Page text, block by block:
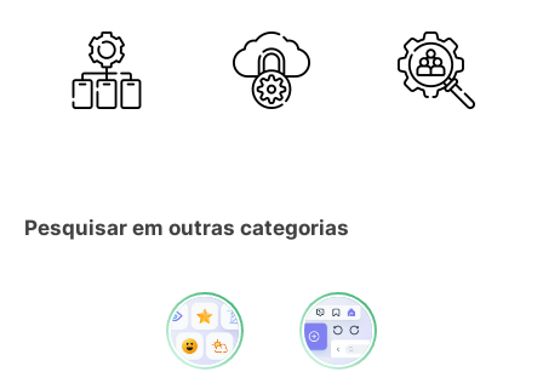
Pesquisar em outras categorias